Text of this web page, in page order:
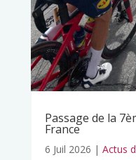
Passage de la
France
6 Juil 2026 | Actus